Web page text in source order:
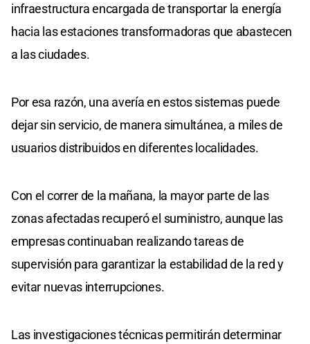
infraestructura encargada de transportar la energía
hacia las estaciones transformadoras que abastecen
a las ciudades.
Por esa razón, una avería en estos sistemas puede
dejar sin servicio, de manera simultánea, a miles de
usuarios distribuidos en diferentes localidades.
Con el correr de la mañana, la mayor parte de las
zonas afectadas recuperó el suministro, aunque las
empresas continuaban realizando tareas de
supervisión para garantizar la estabilidad de la red y
evitar nuevas interrupciones.
Las investigaciones técnicas permitirán determinar